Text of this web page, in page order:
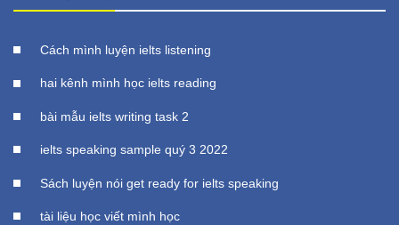
Cách mình luyện ielts listening
hai kênh mình học ielts reading
bài mẫu ielts writing task 2
ielts speaking sample quý 3 2022
Sách luyện nói get ready for ielts speaking
tài liệu học viết mình học